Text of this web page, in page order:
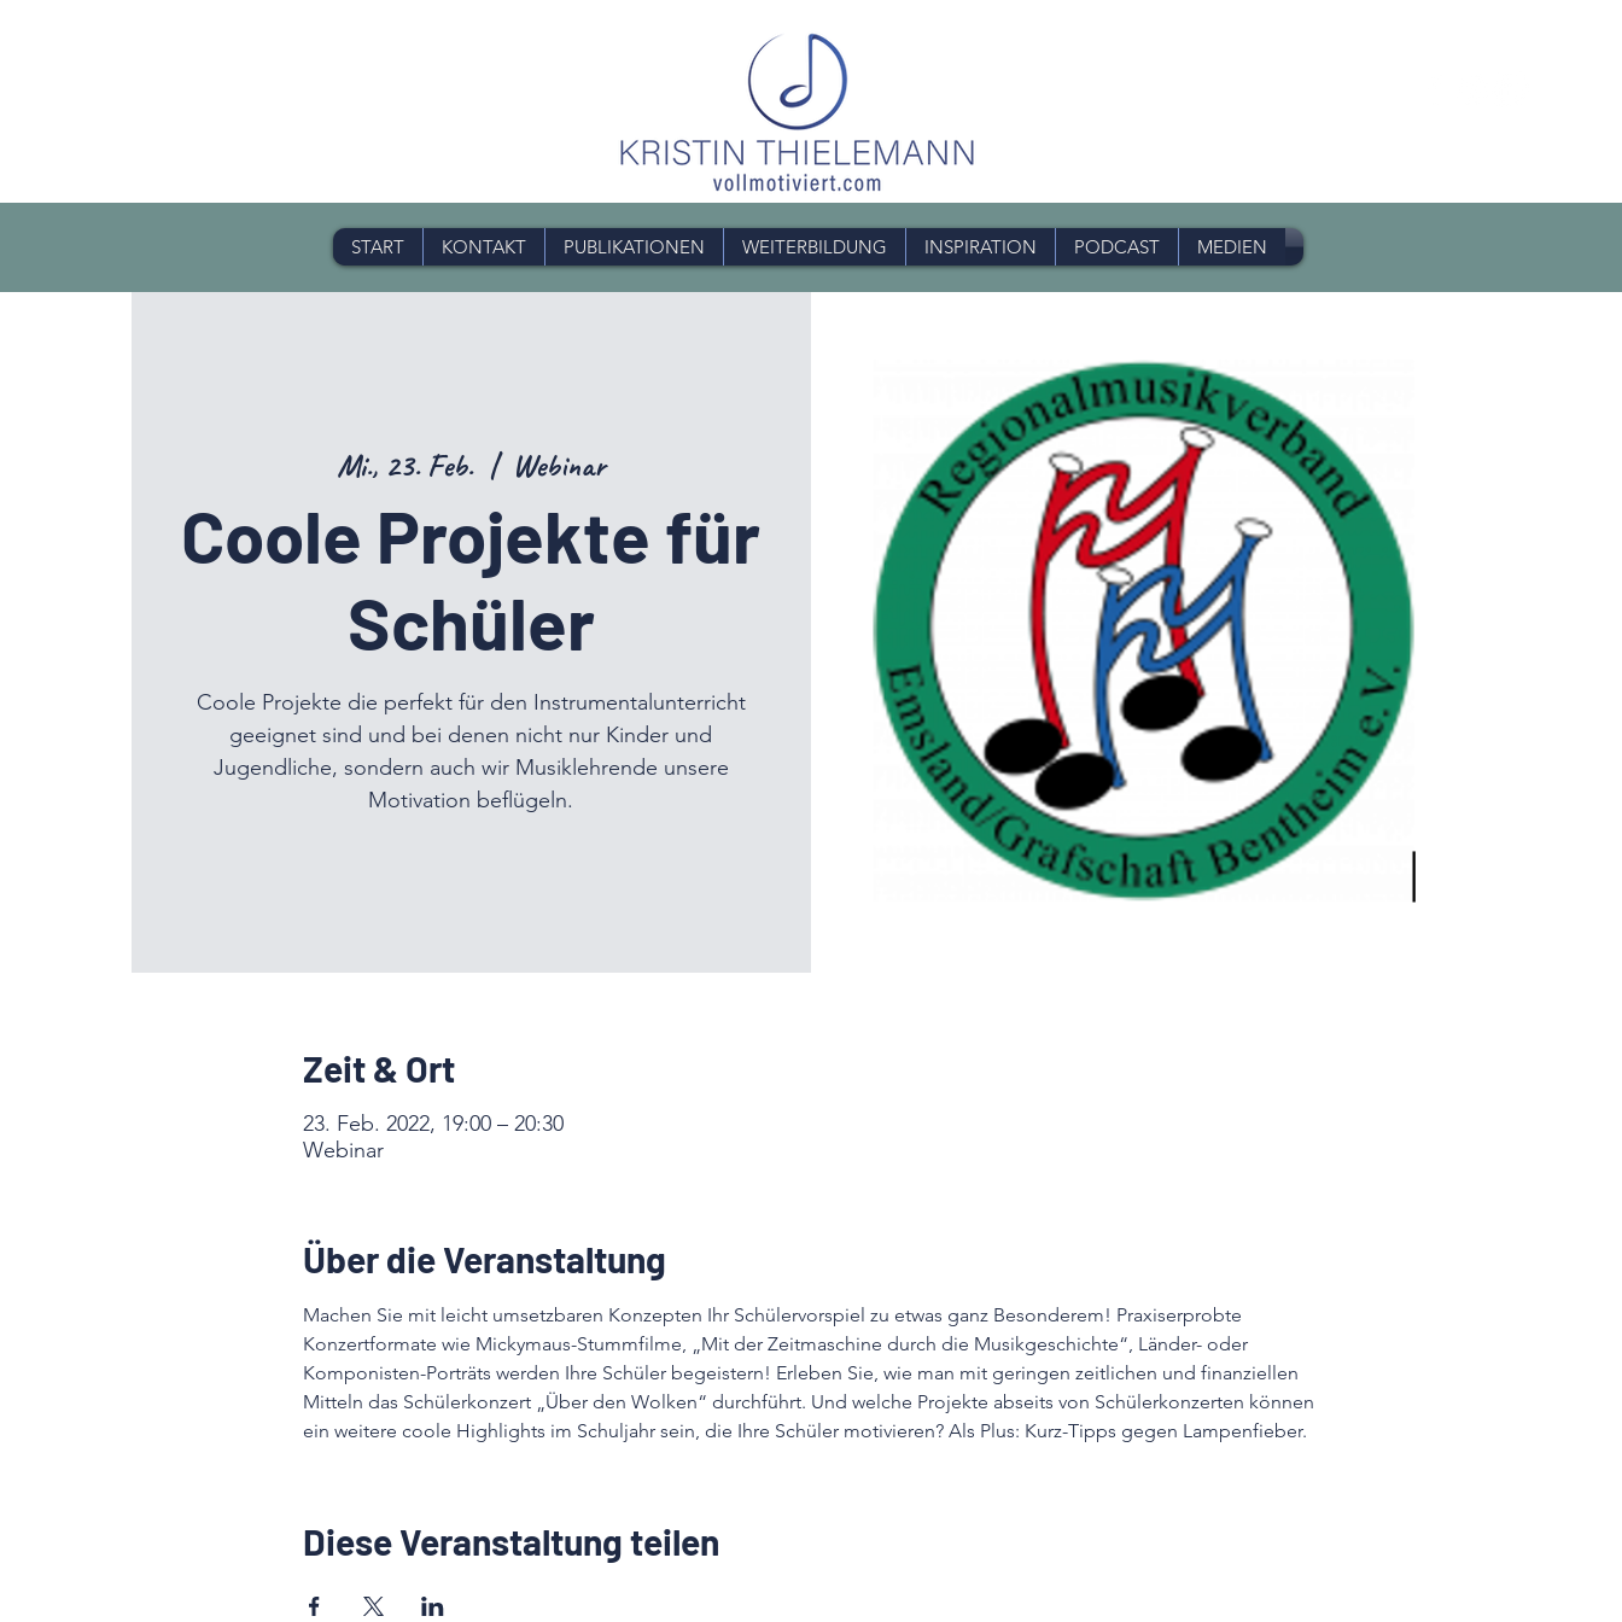
START KONTAKT PUBLIKATIONEN WEITERBILDUNG INSPIRATION PODCAST MEDIEN
Mi., 23. Feb.
  |
Webinar
Coole Projekte für
Schüler
Coole Projekte die perfekt für den Instrumentalunterricht
geeignet sind und bei denen nicht nur Kinder und
Jugendliche, sondern auch wir Musiklehrende unsere
Motivation beflügeln.
Zeit & Ort
23. Feb. 2022, 19:00 – 20:30
Webinar
Über die Veranstaltung
Machen Sie mit leicht umsetzbaren Konzepten Ihr Schülervorspiel zu etwas ganz Besonderem! Praxiserprobte
Konzertformate wie Mickymaus-Stummfilme, „Mit der Zeitmaschine durch die Musikgeschichte“, Länder- oder
Komponisten-Porträts werden Ihre Schüler begeistern! Erleben Sie, wie man mit geringen zeitlichen und finanziellen
Mitteln das Schülerkonzert „Über den Wolken“ durchführt. Und welche Projekte abseits von Schülerkonzerten können
ein weitere coole Highlights im Schuljahr sein, die Ihre Schüler motivieren? Als Plus: Kurz-Tipps gegen Lampenfieber.
Diese Veranstaltung teilen